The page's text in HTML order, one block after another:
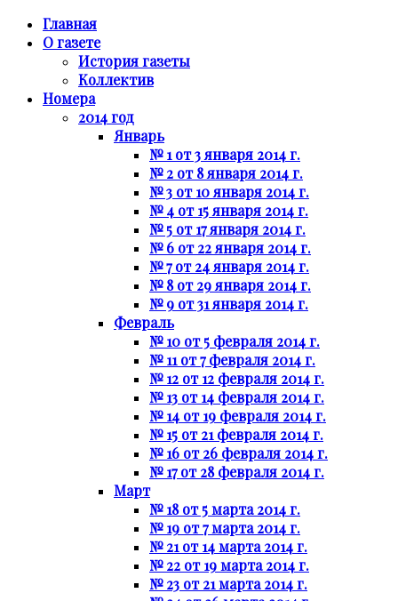
Главная
О газете
История газеты
Коллектив
Номера
2014 год
Январь
№ 1 от 3 января 2014 г.
№ 2 от 8 января 2014 г.
№ 3 от 10 января 2014 г.
№ 4 от 15 января 2014 г.
№ 5 от 17 января 2014 г.
№ 6 от 22 января 2014 г.
№ 7 от 24 января 2014 г.
№ 8 от 29 января 2014 г.
№ 9 от 31 января 2014 г.
Февраль
№ 10 от 5 февраля 2014 г.
№ 11 от 7 февраля 2014 г.
№ 12 от 12 февраля 2014 г.
№ 13 от 14 февраля 2014 г.
№ 14 от 19 февраля 2014 г.
№ 15 от 21 февраля 2014 г.
№ 16 от 26 февраля 2014 г.
№ 17 от 28 февраля 2014 г.
Март
№ 18 от 5 марта 2014 г.
№ 19 от 7 марта 2014 г.
№ 21 от 14 марта 2014 г.
№ 22 от 19 марта 2014 г.
№ 23 от 21 марта 2014 г.